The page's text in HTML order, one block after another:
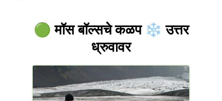
🟢 मॉस बॉल्सचे कळप ❄️ उत्तर
ध्रुवावर